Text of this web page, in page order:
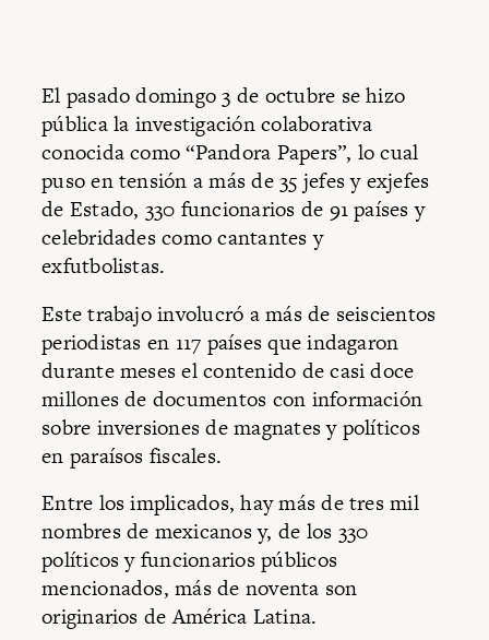
El pasado domingo 3 de octubre se hizo
pública la investigación colaborativa
conocida como “Pandora Papers”, lo cual
puso en tensión a más de 35 jefes y exjefes
de Estado, 330 funcionarios de 91 países y
celebridades como cantantes y
exfutbolistas.
Este trabajo involucró a más de seiscientos
periodistas en 117 países que indagaron
durante meses el contenido de casi doce
millones de documentos con información
sobre inversiones de magnates y políticos
en paraísos fiscales.
Entre los implicados, hay más de tres mil
nombres de mexicanos y, de los 330
políticos y funcionarios públicos
mencionados, más de noventa son
originarios de América Latina.